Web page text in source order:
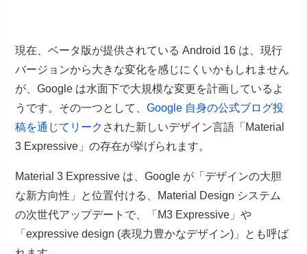
現在、ベータ版が提供されている Android 16 は、現行
バージョンから大きな変化を感じにくいかもしれません
が、Google は水面下で大規模な変更を計画しているよ
うです。その一つとして、Google 自身の公式ブログ投
稿を通じてリーク された新しいデザイン言語「Material
3 Expressive」の存在が挙げられます。
Material 3 Expressive は、Google が「デザインの大胆
な新方向性」と位置付ける、Material Design システム
の次世代アップデートで、「M3 Expressive」や
「expressive design (表現力豊かなデザイン)」とも呼ば